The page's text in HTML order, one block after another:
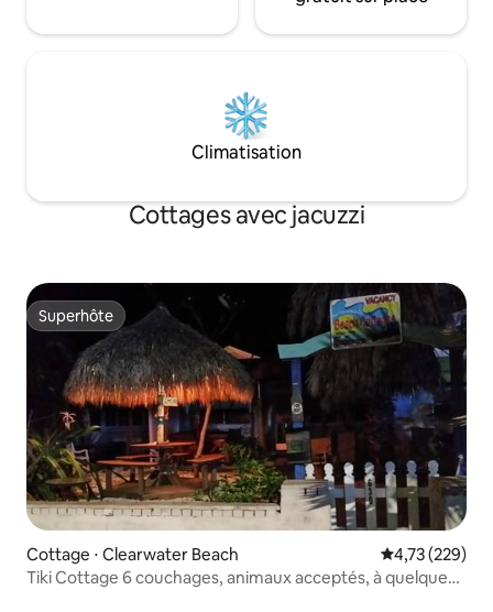
Climatisation
Cottages avec jacuzzi
Superhôte
Superhôte
Cottage ⋅ Clearwater Beach Évaluation
4,73 (229)
Tiki Cottage 6 couchages, animaux acceptés, à quelques